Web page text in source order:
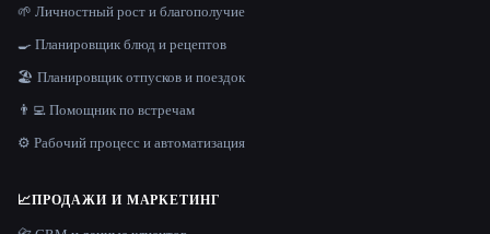
🌱 Личностный рост и благополучие
🍳 Планировщик блюд и рецептов
🏖 Планировщик отпусков и поездок
👨‍💻 Помощник по встречам
⚙️ Рабочий процесс и автоматизация
📈ПРОДАЖИ И МАРКЕТИНГ